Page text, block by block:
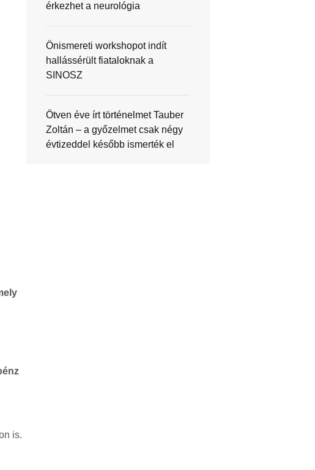
is.
érkezhet a neurológia
Önismereti workshopot indít
hallássérült fiataloknak a
SINOSZ
Ötven éve írt történelmet Tauber
Zoltán – a győzelmet csak négy
évtizeddel később ismerték el